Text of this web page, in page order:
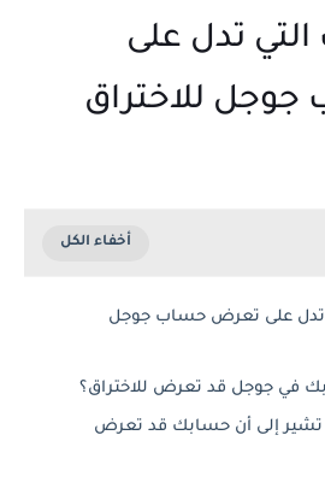
التي تدل على
للاختراق
تدل على تعرض حساب جوجل
في جوجل قد تعرض للاختراق؟
تشير إلى أن حسابك قد تعرض